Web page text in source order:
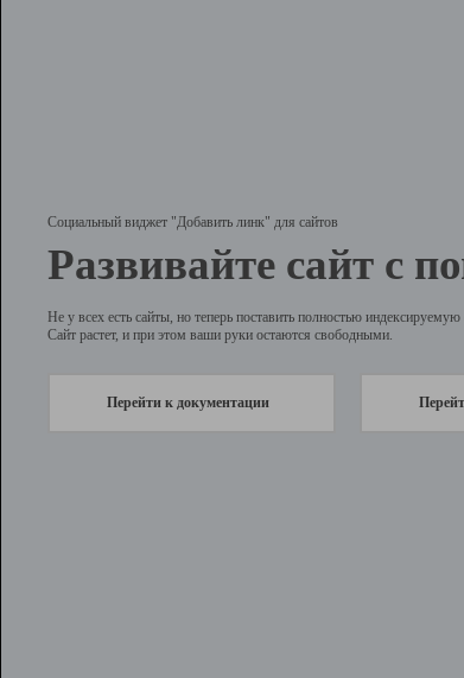
Социальный виджет "Добавить линк" для сайтов
Развивайте сайт с
Не у всех есть сайты, но теперь поставить полностью
Сайт растет, и при этом ваши руки остаются свободными.
Перейти к документации